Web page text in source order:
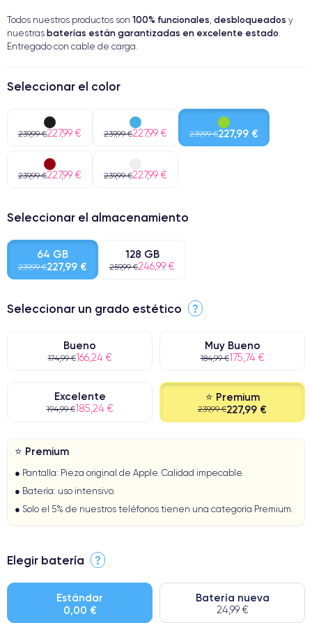
Todos nuestros productos son 100% funcionales, desbloqueados y
nuestras baterías están garantizadas en excelente estado.
Entregado con cable de carga.
Seleccionar el color
239,99 €227,99 € 239,99 €227,99 € 239,99 €227,99 €
239,99 €227,99 € 239,99 €227,99 €
Seleccionar el almacenamiento
64 GB
239,99 €227,99 €
128 GB
259,99 €246,99 €
Seleccionar un grado estético ?
Bueno
174,99 €166,24 €
Muy Bueno
184,99 €175,74 €
Excelente
194,99 €185,24 €
⭐ Premium
239,99 €227,99 €
⭐ Premium
● Pantalla: Pieza original de Apple. Calidad impecable.
● Batería: uso intensivo.
● Solo el 5% de nuestros teléfonos tienen una categoría Premium.
Elegir batería ?
Estándar
0,00 €
Batería nueva
24,99 €